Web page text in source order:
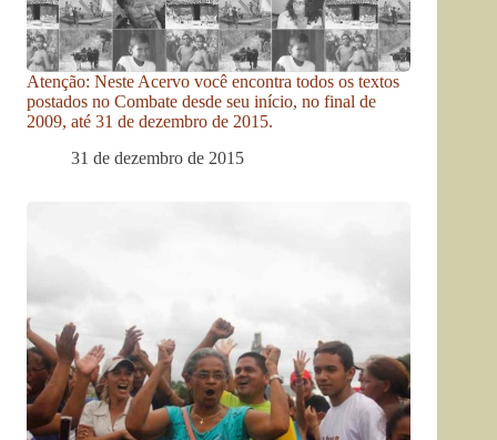
Atenção: Neste Acervo você encontra todos os textos
postados no Combate desde seu início, no final de
2009, até 31 de dezembro de 2015.
31 de dezembro de 2015